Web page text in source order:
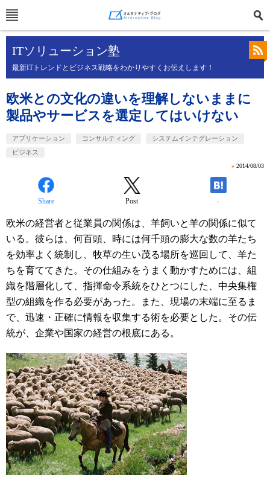
ITソリューション塾
最新ITトレンドとビジネス戦略をわかりやすくお伝えします！
欧米との文化の違いを理解しないままに
製品やサービスを選定してはいけない
アプリケーション コンサルティング
システムインテグレーション
ビジネス
» 2014/08/03
Share Post -
欧米の経営者と従業員の関係は、羊飼いと羊の関係に似て
いる。彼らは、何百頭、時には何千頭の膨大な数の羊たち
を効率よく統制し、牧草の生い茂る場所を巡回して、羊た
ちを育ててきた。その仕組みをうまく動かすためには、組
織を階層化して、指揮命令系統をひとつにした、中央集権
型の組織を作る必要があった。また、現場の末端に至るま
で、迅速・正確に情報を収集する術を必要とした。その伝
統が、企業や国家の経営の根底にある。